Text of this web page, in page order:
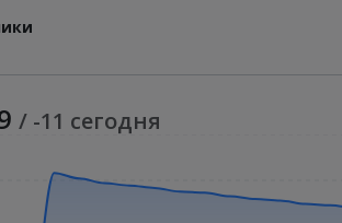
/ -11 сегодня